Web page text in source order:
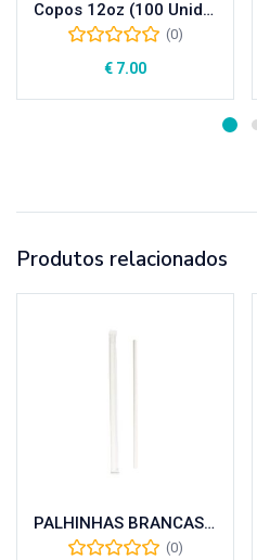
Copos 12oz (100 Unidades)
(0)
€ 7.00
Produtos relacionados
PALHINHAS BRANCAS Ø6X20 mm EMBALADO INDIVIDUALMENTE
(0)